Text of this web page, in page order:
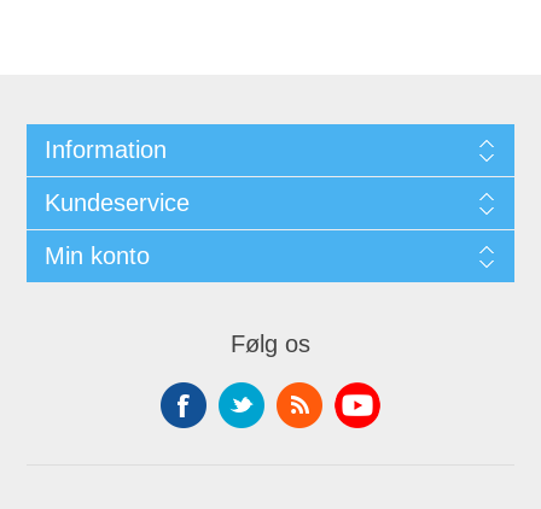
Information
Kundeservice
Min konto
Følg os